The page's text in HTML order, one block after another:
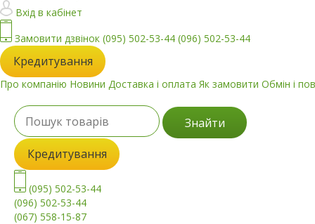
Вхід в кабінет
Замовити дзвінок (095) 502-53-44 (096) 502-53-44
Кредитування
Про компанію Новини Доставка і оплата Як замовити Обмін і
Знайти
Кредитування
(095) 502-53-44
(096) 502-53-44
(067) 558-15-87